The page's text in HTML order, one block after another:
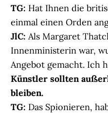
TG: Hat Ihnen die
einmal einen Orden
JlC: Als Margaret
Innenministerin war,
Angebot gemacht. Ich
Künstler sollten
bleiben.
TG: Das Spionieren,